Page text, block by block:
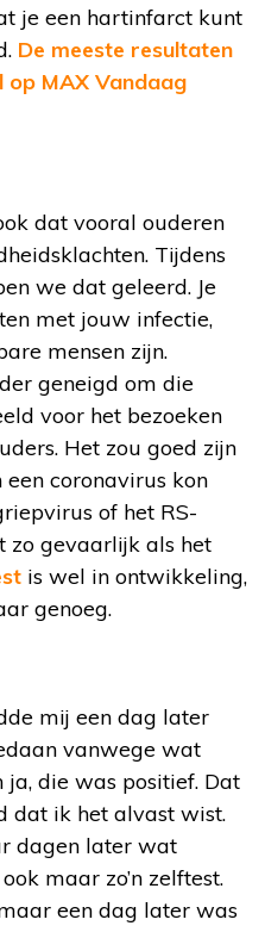
je een hartinfarct kunt
De meeste resultaten
MAX Vandaag
dat vooral ouderen
Tijdens
we dat geleerd. Je
met jouw infectie,
mensen zijn.
geneigd om die
voor het bezoeken
Het zou goed zijn
coronavirus kon
of het RS-
zo gevaarlijk als het
is wel in ontwikkeling,
genoeg.
mij een dag later
vanwege wat
ja, die was positief. Dat
dat ik het alvast wist.
dagen later wat
maar zo’n zelftest.
een dag later was